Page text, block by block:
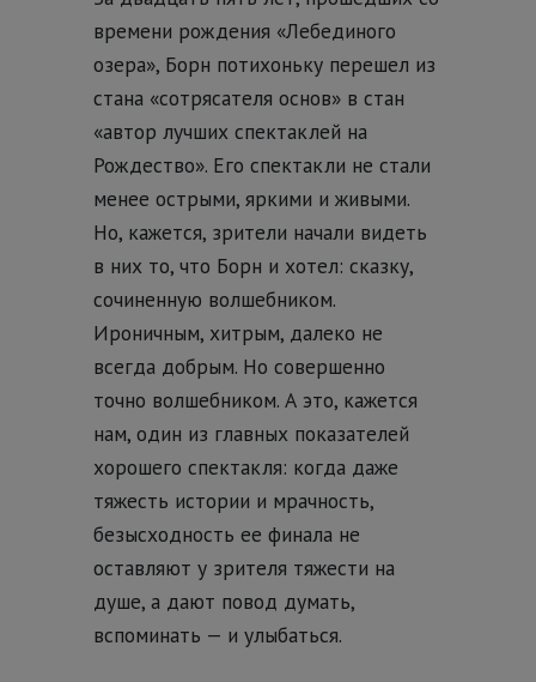
времени рождения «Лебединого
озера», Борн потихоньку перешел из
стана «сотрясателя основ» в стан
«автор лучших спектаклей на
Рождество». Его спектакли не стали
менее острыми, яркими и живыми.
Но, кажется, зрители начали видеть
в них то, что Борн и хотел: сказку,
сочиненную волшебником.
Ироничным, хитрым, далеко не
всегда добрым. Но совершенно
точно волшебником. А это, кажется
нам, один из главных показателей
хорошего спектакля: когда даже
тяжесть истории и мрачность,
безысходность ее финала не
оставляют у зрителя тяжести на
душе, а дают повод думать,
вспоминать — и улыбаться.